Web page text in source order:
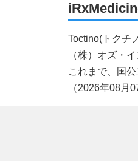
Toctino(トクチ
（株）オズ・
これまで、国
（2026年08月